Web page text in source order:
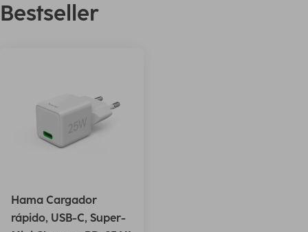
Bestseller
Hama Cargador
rápido, USB-C, Super-